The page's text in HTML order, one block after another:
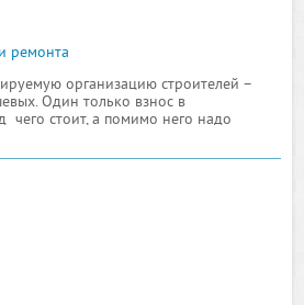
ремонта
организацию строителей –
Один только взнос в
стоит, а помимо него надо